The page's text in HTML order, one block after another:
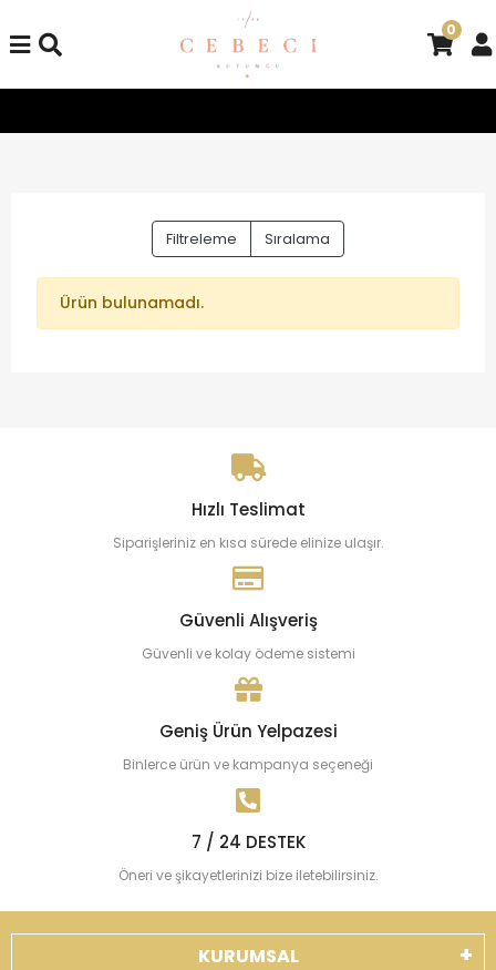
0
Filtreleme Sıralama
Ürün bulunamadı.
Hızlı Teslimat
Siparişleriniz en kısa sürede elinize ulaşır.
Güvenli Alışveriş
Güvenli ve kolay ödeme sistemi
Geniş Ürün Yelpazesi
Binlerce ürün ve kampanya seçeneği
7 / 24 DESTEK
Öneri ve şikayetlerinizi bize iletebilirsiniz.
KURUMSAL